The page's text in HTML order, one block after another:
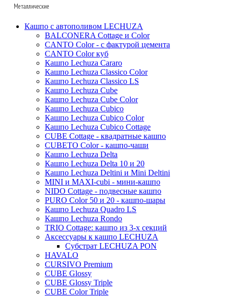
Oceana
Fibrics
Pottery pots
Bohemian
Luca lifestyle
Marrone
Ter steege
Van der leeden
Baskets
Polystone
Metallic
Oceana
Colour me
Luxe lite
Polystone coated
Raindrop
Vertical rib
Vogue
Capi
Nature rib
Nature row
Lux heraldry
Lux terrazzo
Fleur ami
Livingreen
Pottery pots
Oyster
Refined
Cement
Essential
Natural
Platinum
Refined retro
Ridged
Rough
Stone
Luca lifestyle
Argento
Grigio
Struttura
Private label
Blend
White label
Polycube
Twist
Ter steege
Sebas
Dian
Unique
Static
Baq
КЕРАМИЧЕСКИЕ_BAQ
Fusion
Fleur ami
Den daas
Terra cotta
КЕРАМИЧЕСКИЕ_DEN DAAS
Terra cotta
Ter steege
Mystic
Amora
Cresta
Esra
Manon
Ryan
Suze
Lindy
Karlijn
Moda
Pure
Private label
Laos
Beauty
Plain
Xclusive gardens
Металлические
Baq
Oceana
Superline
Alure
Conica
Standaard
Trend
Cortenstyle
Stiel
Ter steege
Кашпо с автополивом LECHUZA
BALCONERA Cottage и Color
CANTO Color - с фактурой цемента
CANTO Color куб
Кашпо Lechuza Cararo
Кашпо Lechuza Classico Color
Кашпо Lechuza Classico LS
Кашпо Lechuza Cube
Кашпо Lechuza Cube Color
Кашпо Lechuza Cubico
Кашпо Lechuza Cubico Color
Кашпо Lechuza Cubico Cottage
CUBE Cottage - квадратные кашпо
CUBETO Color - кашпо-чаши
Кашпо Lechuza Delta
Кашпо Lechuza Delta 10 и 20
Кашпо Lechuza Deltini и Mini Deltini
MINI и MAXI-cubi - мини-кашпо
NIDO Cottage - подвесные кашпо
PURO Color 50 и 20 - кашпо-шары
Кашпо Lechuza Quadro LS
Кашпо Lechuza Rondo
TRIO Cottage: кашпо из 3-х секций
Аксессуары к кашпо LECHUZA
Субстрат LECHUZA PON
HAVALO
CURSIVO Premium
CUBE Glossy
CUBE Glossy Triple
CUBE Color Triple